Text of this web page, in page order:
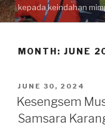
kepada keindahan
MONTH: JUNE
POSTED
ON
JUNE 30, 2024
Kesengsem
Samsara